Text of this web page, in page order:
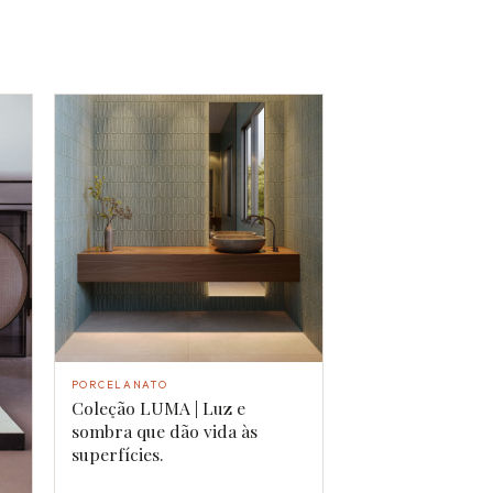
PORCELANATO
Coleção LUMA | Luz e
sombra que dão vida às
superfícies.